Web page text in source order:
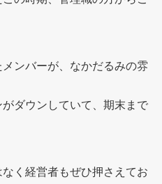
メンバーが、なかだるみの雰
がダウンしていて、期末まで
く経営者もぜひ押さえてお